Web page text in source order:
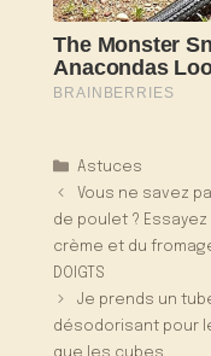
Catégories
Astuces
Vous ne savez
de poulet ?
crème et du fromage.
DOIGTS
Je prends un
désodorisant pour